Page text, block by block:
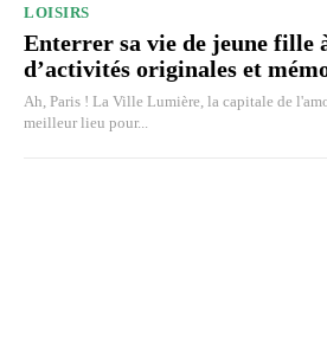
LOISIRS
Enterrer sa vie de jeune fille
d’activités originales et
Ah, Paris ! La Ville Lumière, la capitale de
meilleur lieu pour...